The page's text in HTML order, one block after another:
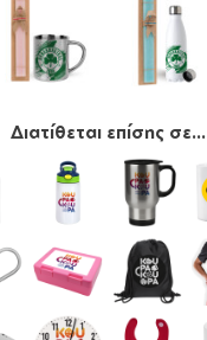
Διατίθεται επίσης σε...